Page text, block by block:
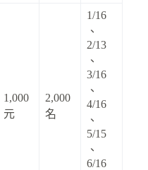
1,000
元
2,000
名
1/16
、
2/13
、
3/16
、
4/16
、
5/15
、
6/16